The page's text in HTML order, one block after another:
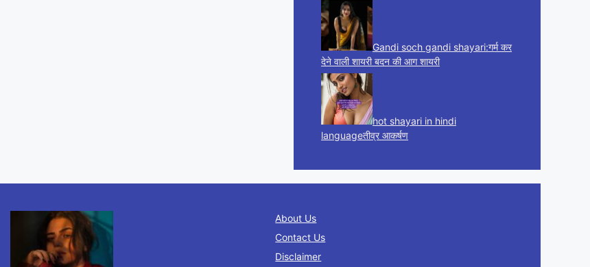
Gandi soch gandi shayari:गर्म कर
देने वाली शायरी बदन की आग शायरी
hot shayari in hindi
languageतीव्र आकर्षण
About Us
Contact Us
Disclaimer